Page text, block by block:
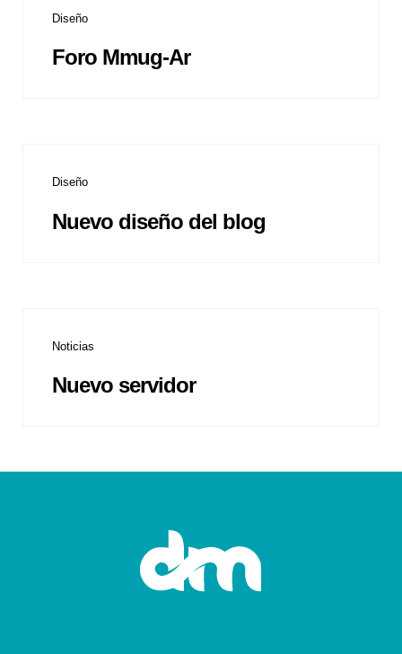
Diseño
Foro Mmug-Ar
Diseño
Nuevo diseño del blog
Noticias
Nuevo servidor